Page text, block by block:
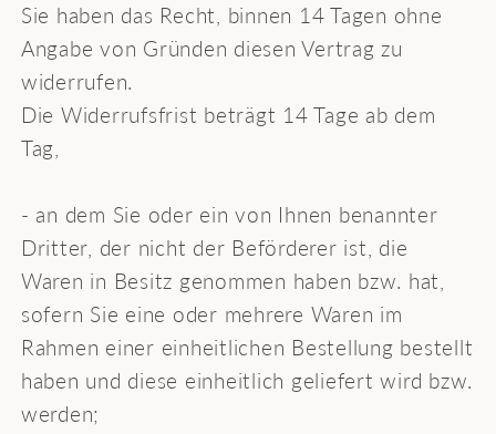
Sie haben das Recht, binnen 14 Tagen ohne
Angabe von Gründen diesen Vertrag zu
widerrufen.
Die Widerrufsfrist beträgt 14 Tage ab dem
Tag,
- an dem Sie oder ein von Ihnen benannter
Dritter, der nicht der Beförderer ist, die
Waren in Besitz genommen haben bzw. hat,
sofern Sie eine oder mehrere Waren im
Rahmen einer einheitlichen Bestellung bestellt
haben und diese einheitlich geliefert wird bzw.
werden;